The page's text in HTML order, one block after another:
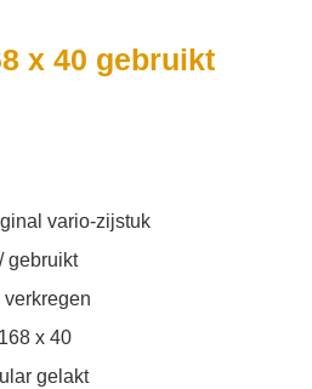
x 40 gebruikt
vario-zijstuk
gebruikt
x 40
gelakt